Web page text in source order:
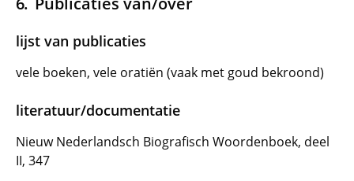
lijst van publicaties
vele boeken, vele oratiën (vaak met goud bekroond)
literatuur/documentatie
Nieuw Nederlandsch Biografisch Woordenboek, deel
II, 347